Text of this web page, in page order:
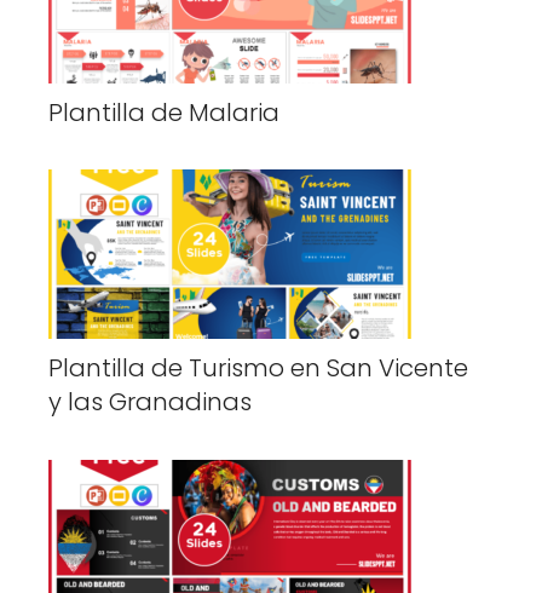
Plantilla de Malaria
Plantilla de Turismo en San Vicente
y las Granadinas